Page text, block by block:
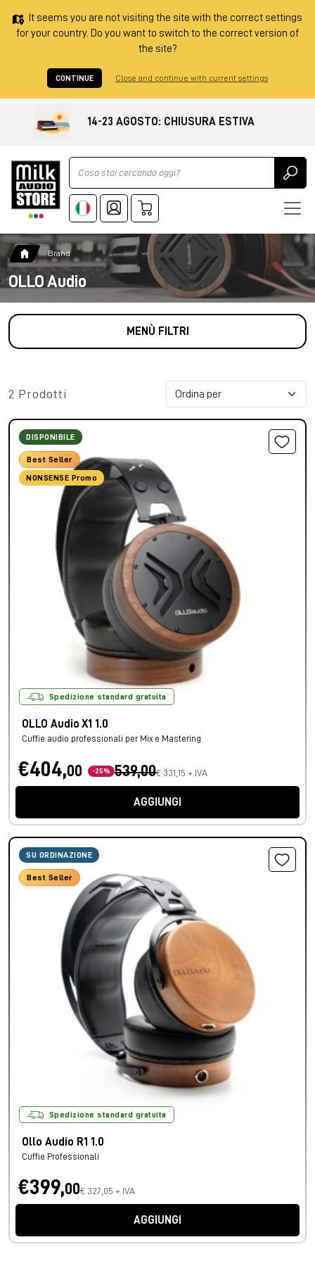
It seems you are not visiting the site with the correct settings
for your country. Do you want to switch to the correct version of
the site?
CONTINUE Close and continue with current settings
14-23 AGOSTO: CHIUSURA ESTIVA
Ricerca
Brand
OLLO Audio
MENÙ FILTRI
2 Prodotti
DISPONIBILE
Best Seller
NONSENSE Promo
Spedizione standard gratuita
OLLO Audio X1 1.0
Cuffie audio professionali per Mix e Mastering
€404,00 -25% 539,00€ 331,15 + IVA
AGGIUNGI
SU ORDINAZIONE
Best Seller
Spedizione standard gratuita
Ollo Audio R1 1.0
Cuffie Professionali
€399,00€ 327,05 + IVA
AGGIUNGI